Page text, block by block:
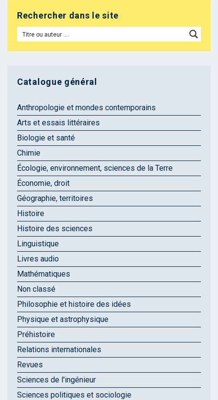
Rechercher dans le site
Catalogue général
Anthropologie et mondes contemporains
Arts et essais littéraires
Biologie et santé
Chimie
Écologie, environnement, sciences de la Terre
Économie, droit
Géographie, territoires
Histoire
Histoire des sciences
Linguistique
Livres audio
Mathématiques
Non classé
Philosophie et histoire des idées
Physique et astrophysique
Préhistoire
Relations internationales
Revues
Sciences de l'ingénieur
Sciences politiques et sociologie